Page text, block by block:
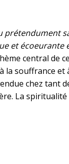
prétendument
et écoeurante
central de
la souffrance
chez tant
La